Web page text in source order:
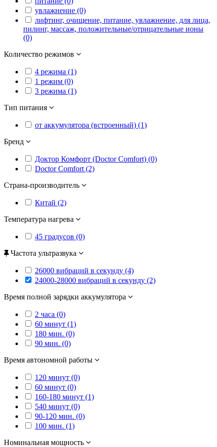
увлажнение (0)
лифтинг, очищение, питание, увлажнение, для лица,
пилинг, массаж, положительные/отрицательные ионы
(0)
Количество режимов
4 режима (1)
1 режим (0)
3 режима (1)
Тип питания
от аккумулятора (встроенный) (1)
Бренд
Доктор Комфорт (Doctor Comfort) (0)
Doctor Comfort (2)
Страна-производитель
Китай (2)
Температура нагрева
45 градусов (0)
Частота ультразвука
26000 вибраций в секунду (4)
24000-28000 вибраций в секунду (2)
Время полной зарядки аккумулятора
2 часа (0)
60 минут (1)
180 мин. (0)
90 мин. (0)
Время автономной работы
120 минут (0)
60 минут (0)
160-180 минут (1)
540 минут (0)
90-120 мин. (0)
100 мин. (1)
Номинальная мощность